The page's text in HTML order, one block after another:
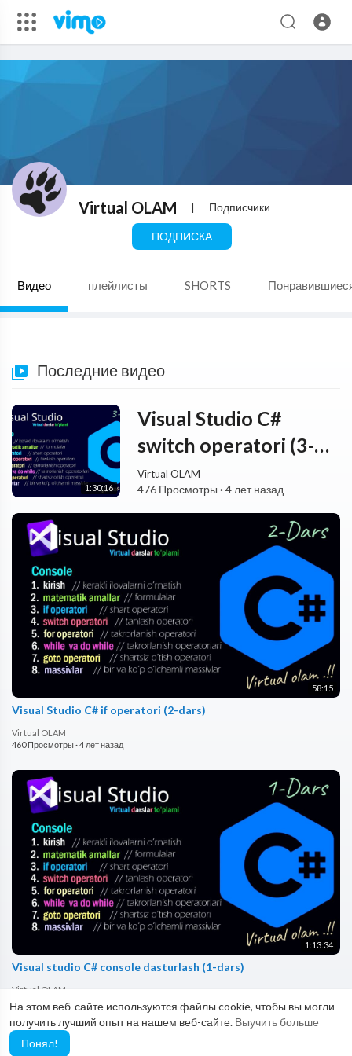
На этом веб-сайте используются файлы cookie, чтобы вы могли
получить лучший опыт на нашем веб-сайте. Выучить больше
Понял!
Virtual OLAM | Подписчики
ПОДПИСКА
Видео плейлисты SHORTS
Последние видео
1:30:16
Visual Studio C#
switch operatori (3-
dars)
Virtual OLAM
476 Просмотры ·4 лет назад
58:15
Visual Studio C# if operatori (2-dars)
Virtual OLAM
460 Просмотры·4 лет назад
1:13:34
Visual studio C# console dasturlash (1-dars)
Virtual OLAM
544 Просмотры
4 лет назад